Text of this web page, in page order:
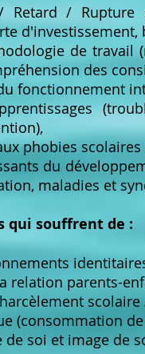
Retard /
d'investissement,
de travail
des
fonctionnement
phobies
du
maladies et
qui souffrent de :
relation parents-
(consommation
de soi et image de